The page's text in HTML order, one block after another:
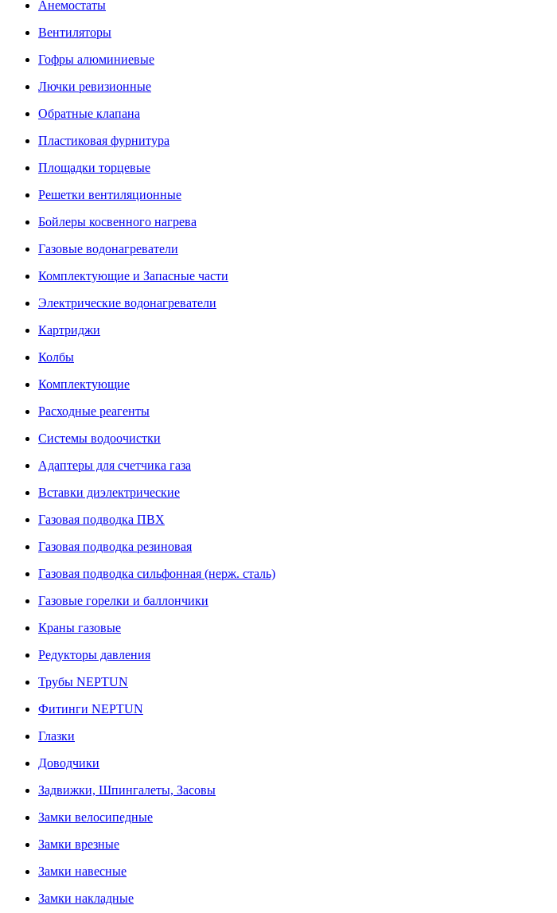
Анемостаты
Вентиляторы
Гофры алюминиевые
Лючки ревизионные
Обратные клапана
Пластиковая фурнитура
Площадки торцевые
Решетки вентиляционные
Бойлеры косвенного нагрева
Газовые водонагреватели
Комплектующие и Запасные части
Электрические водонагреватели
Картриджи
Колбы
Комплектующие
Расходные реагенты
Системы водоочистки
Адаптеры для счетчика газа
Вставки диэлектрические
Газовая подводка ПВХ
Газовая подводка резиновая
Газовая подводка сильфонная (нерж. сталь)
Газовые горелки и баллончики
Краны газовые
Редукторы давления
Трубы NEPTUN
Фитинги NEPTUN
Глазки
Доводчики
Задвижки, Шпингалеты, Засовы
Замки велосипедные
Замки врезные
Замки навесные
Замки накладные